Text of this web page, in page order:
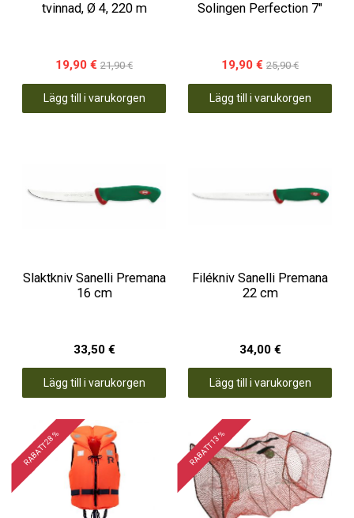
tvinnad, Ø 4, 220 m
19,90 € 21,90 €
Lägg till i varukorgen
Solingen Perfection 7"
19,90 € 25,90 €
Lägg till i varukorgen
Slaktkniv Sanelli Premana
16 cm
33,50 €
Lägg till i varukorgen
Filékniv Sanelli Premana
22 cm
34,00 €
Lägg till i varukorgen
RABATT 28 % RABATT 13 %